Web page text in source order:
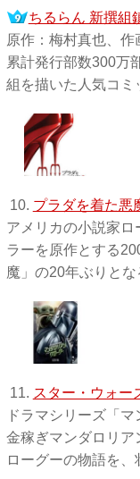
ちるらん 新撰組
原作：梅村真也、作
累計発行部数300万
組を描いた人気コミ
10. プラダを着た悪
アメリカの小説家
ラーを原作とする
魔」の20年ぶりと
11. スター・ウォー
ドラマシリーズ「
金稼ぎマンダロリア
ローグーの物語を